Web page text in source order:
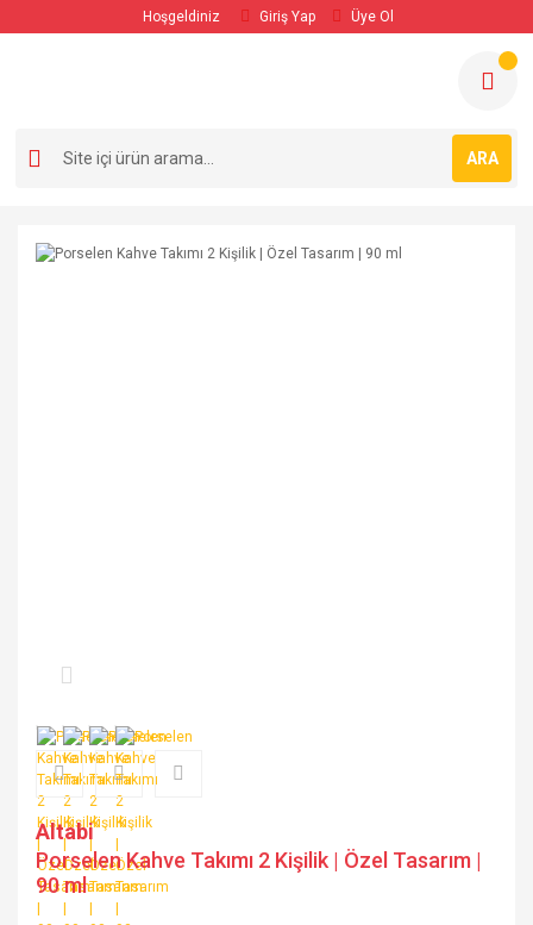
Hoşgeldiniz Giriş Yap Üye Ol
ARA
Altabi
Porselen Kahve Takımı 2 Kişilik | Özel Tasarım |
90 ml